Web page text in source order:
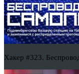
Хакер #323.